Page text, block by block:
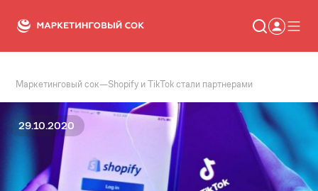
Статьи
Новости
Сервисы
Словарь
Консалтинг
Маркетинговый сок—Shopify и TikTok стали партнерами
29.10.2020